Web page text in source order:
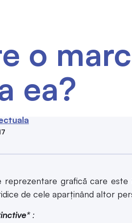
o
ea?
reprezentare grafică care
de cele aparţinând altor
: